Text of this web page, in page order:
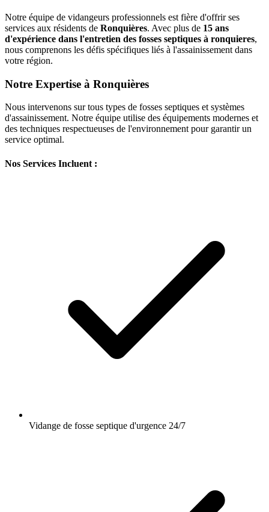
Notre équipe de vidangeurs professionnels est fière d'offrir ses
services aux résidents de Ronquières. Avec plus de 15 ans
d'expérience dans l'entretien des fosses septiques à ronquieres,
nous comprenons les défis spécifiques liés à l'assainissement dans
votre région.
Notre Expertise à Ronquières
Nous intervenons sur tous types de fosses septiques et systèmes
d'assainissement. Notre équipe utilise des équipements modernes et
des techniques respectueuses de l'environnement pour garantir un
service optimal.
Nos Services Incluent :
Vidange de fosse septique d'urgence 24/7